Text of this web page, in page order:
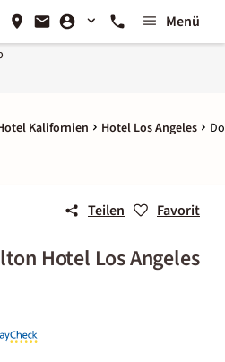
Menü
Kalifornien Hotel Los Angeles
Teilen Favorit
Hotel Los Angeles